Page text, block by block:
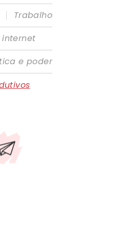
|
Trabalho
e poder